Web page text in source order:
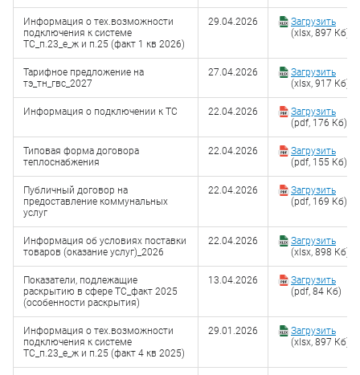
Информация о тех.возможности
подключения к системе
ТС_п.23_е_ж и п.25 (факт 1 кв 2026)
29.04.2026
Загрузить
(xlsx, 897 Кб)
Тарифное предложение на
тэ_тн_гвс_2027
27.04.2026
Загрузить
(xlsx, 917 Кб)
Информация о подключении к ТС 22.04.2026
Загрузить
(pdf, 176 Кб)
Типовая форма договора
теплоснабжения
22.04.2026
Загрузить
(pdf, 155 Кб)
Публичный договор на
предоставление коммунальных
услуг
22.04.2026
Загрузить
(pdf, 169 Кб)
Информация об условиях поставки
товаров (оказание услуг)_2026
22.04.2026
Загрузить
(xlsx, 898 Кб)
Показатели, подлежащие
раскрытию в сфере ТС_факт 2025
(особенности раскрытия)
13.04.2026
Загрузить
(pdf, 84 Кб)
Информация о тех.возможности
подключения к системе
ТС_п.23_е_ж и п.25 (факт 4 кв 2025)
29.01.2026
Загрузить
(xlsx, 897 Кб)